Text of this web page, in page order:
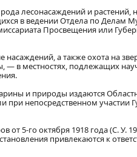
лесонасаждений и
в ведении Отдела по Делам
Просвещения или
а также охота на
в местностях, подлежащих
и природы издаются
при непосредственном участии
5-го октября 1918 года (С. У.
привлекаются к